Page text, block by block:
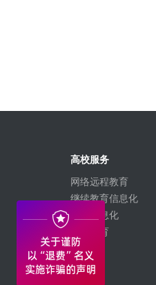
高校服务
网络远程教育
继续教育信息化
高校信息化
融合教育